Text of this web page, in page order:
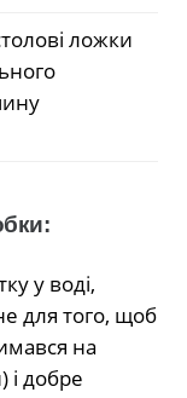
ложки
у воді,
для того, щоб
на
і добре